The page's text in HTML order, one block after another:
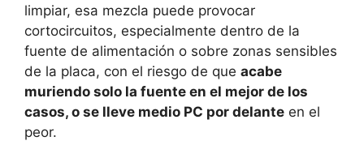
limpiar, esa mezcla puede provocar
cortocircuitos, especialmente dentro de la
fuente de alimentación o sobre zonas sensibles
de la placa, con el riesgo de que acabe
muriendo solo la fuente en el mejor de los
casos, o se lleve medio PC por delante en el
peor.